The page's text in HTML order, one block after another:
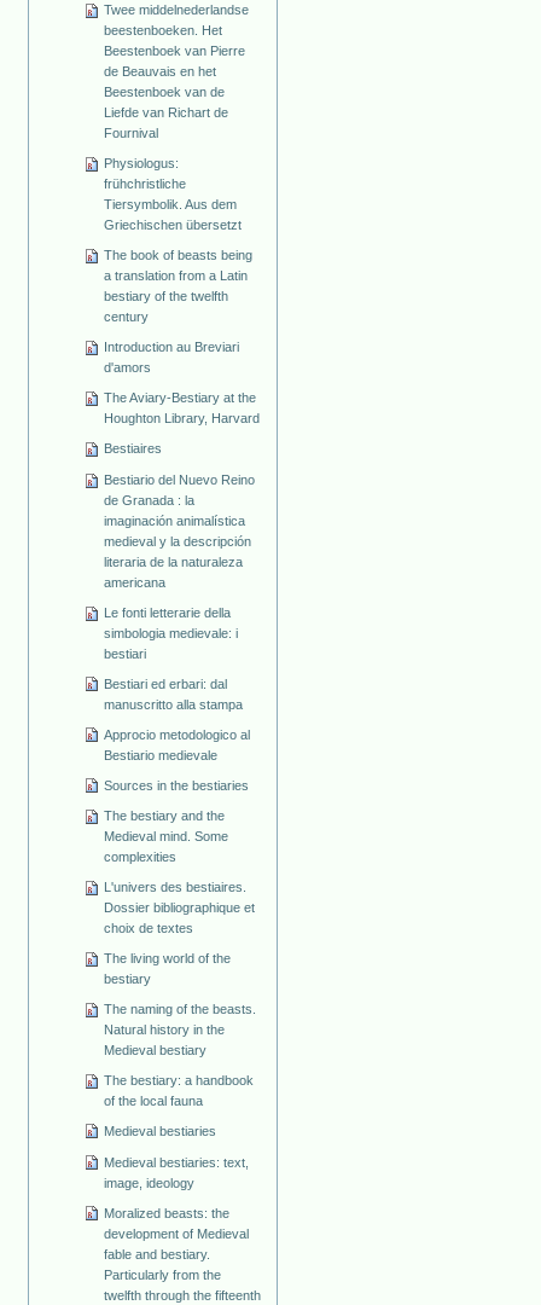
Twee middelnederlandse
beestenboeken. Het
Beestenboek van Pierre
de Beauvais en het
Beestenboek van de
Liefde van Richart de
Fournival
Physiologus:
frühchristliche
Tiersymbolik. Aus dem
Griechischen übersetzt
The book of beasts being
a translation from a Latin
bestiary of the twelfth
century
Introduction au Breviari
d'amors
The Aviary-Bestiary at the
Houghton Library, Harvard
Bestiaires
Bestiario del Nuevo Reino
de Granada : la
imaginación animalística
medieval y la descripción
literaria de la naturaleza
americana
Le fonti letterarie della
simbologia medievale: i
bestiari
Bestiari ed erbari: dal
manuscritto alla stampa
Approcio metodologico al
Bestiario medievale
Sources in the bestiaries
The bestiary and the
Medieval mind. Some
complexities
L'univers des bestiaires.
Dossier bibliographique et
choix de textes
The living world of the
bestiary
The naming of the beasts.
Natural history in the
Medieval bestiary
The bestiary: a handbook
of the local fauna
Medieval bestiaries
Medieval bestiaries: text,
image, ideology
Moralized beasts: the
development of Medieval
fable and bestiary.
Particularly from the
twelfth through the fifteenth